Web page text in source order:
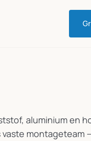
aluminium en
vaste montageteam